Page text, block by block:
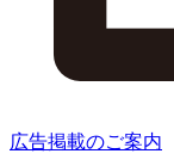
広告掲載のご案内